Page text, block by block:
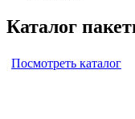
Каталог
Посмотреть каталог